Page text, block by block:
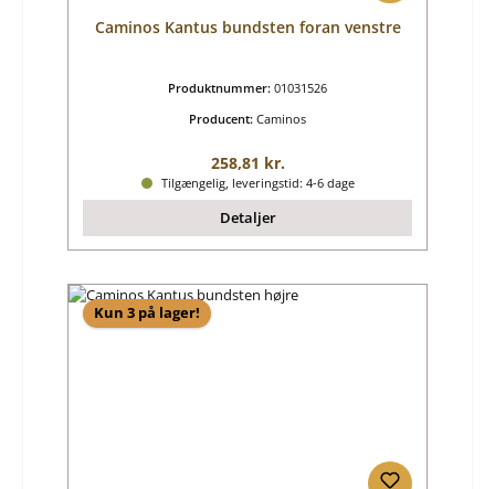
Caminos Kantus bundsten foran venstre
Produktnummer: 01031526
Producent: Caminos
Almindelig pris:
258,81 kr.
Tilgængelig, leveringstid: 4-6 dage
Detaljer
Kun 3 på lager!